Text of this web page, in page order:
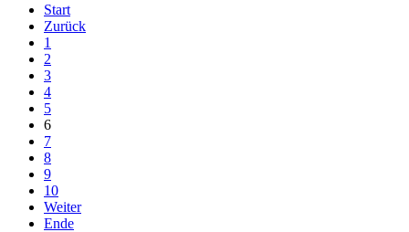
Start
Zurück
1
2
3
4
5
6
7
8
9
10
Weiter
Ende